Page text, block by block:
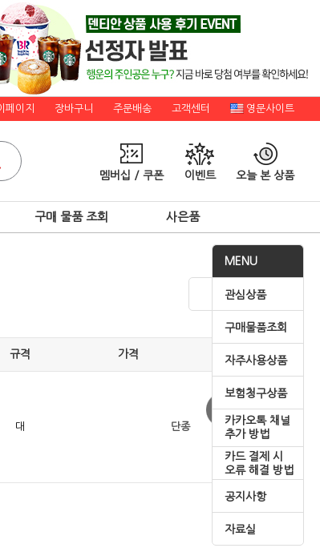
페이지 장바구니 주문배송 고객센터 영문사이트
멤버십 / 쿠폰 이벤트 오늘 본 상품
구매 물품 조회 사은품
MENU
관심상품
구매물품조회
자주사용상품
보험청구상품
카카오톡 채널
추가 방법
카드 결제 시
오류 해결 방법
공지사항
자료실
규격 가격
대 단종